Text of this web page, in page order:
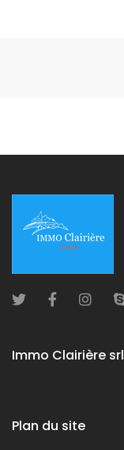
Immo Clairière srl
Plan du site